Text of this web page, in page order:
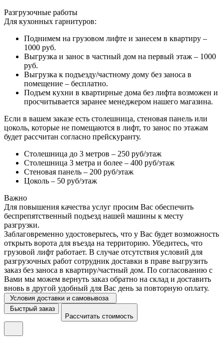
Разгрузочные работы
Для кухонных гарнитуров:
Поднимем на грузовом лифте и занесем в квартиру –
1000 руб.
Выгрузка и занос в частный дом на первый этаж – 1000
руб.
Выгрузка к подъезду/частному дому без заноса в
помещение – бесплатно.
Подъем кухни в квартирные дома без лифта возможен и
просчитывается заранее менеджером нашего магазина.
Если в вашем заказе есть столешница, стеновая панель или
цоколь, которые не помещаются в лифт, то занос по этажам
будет рассчитан согласно прейскуранту.
Столешница до 3 метров – 250 руб/этаж
Столешница 3 метра и более – 400 руб/этаж
Стеновая панель – 200 руб/этаж
Цоколь – 50 руб/этаж
Важно
Для повышения качества услуг просим Вас обеспечить
беспрепятственный подъезд нашей машины к месту
разгрузки.
Заблаговременно удостоверьтесь, что у Вас будет возможность
открыть ворота для въезда на территорию. Убедитесь, что
грузовой лифт работает. В случае отсутствия условий для
разгрузочных работ сотрудник доставки в праве выгрузить
заказ без заноса в квартиру/частный дом. По согласованию с
Вами мы можем вернуть заказ обратно на склад и доставить
вновь в другой удобный для Вас день за повторную оплату.
Условия доставки и самовывоза
Быстрый заказ
Рассчитать стоимость